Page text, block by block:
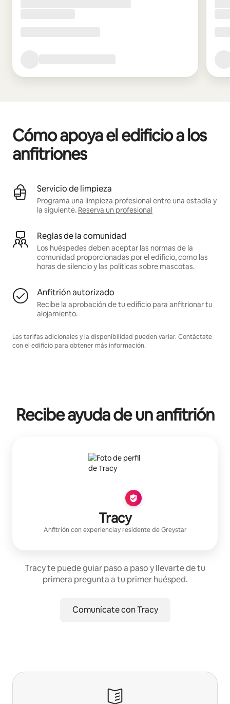
Cómo apoya el edificio a los
anfitriones
Servicio de limpieza
Programa una limpieza profesional entre una estadía y
la siguiente. Reserva un profesional
Reglas de la comunidad
Los huéspedes deben aceptar las normas de la
comunidad proporcionadas por el edificio, como las
horas de silencio y las políticas sobre mascotas.
Anfitrión autorizado
Recibe la aprobación de tu edificio para anfitrionar tu
alojamiento.
Las tarifas adicionales y la disponibilidad pueden variar. Contáctate
con el edificio para obtener más información.
Recibe ayuda de un anfitrión
Tracy
Anfitrión con experienciay residente deGreystar
Tracy te puede guiar paso a paso y llevarte de tu
primera pregunta a tu primer huésped.
Comunícate con Tracy